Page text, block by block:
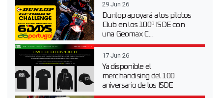
29 Jun 26
Dunlop apoyará a los pilotos
Club en los 100º ISDE con
una Geomax C...
17 Jun 26
Ya disponible el
merchandising del 100
aniversario de los ISDE